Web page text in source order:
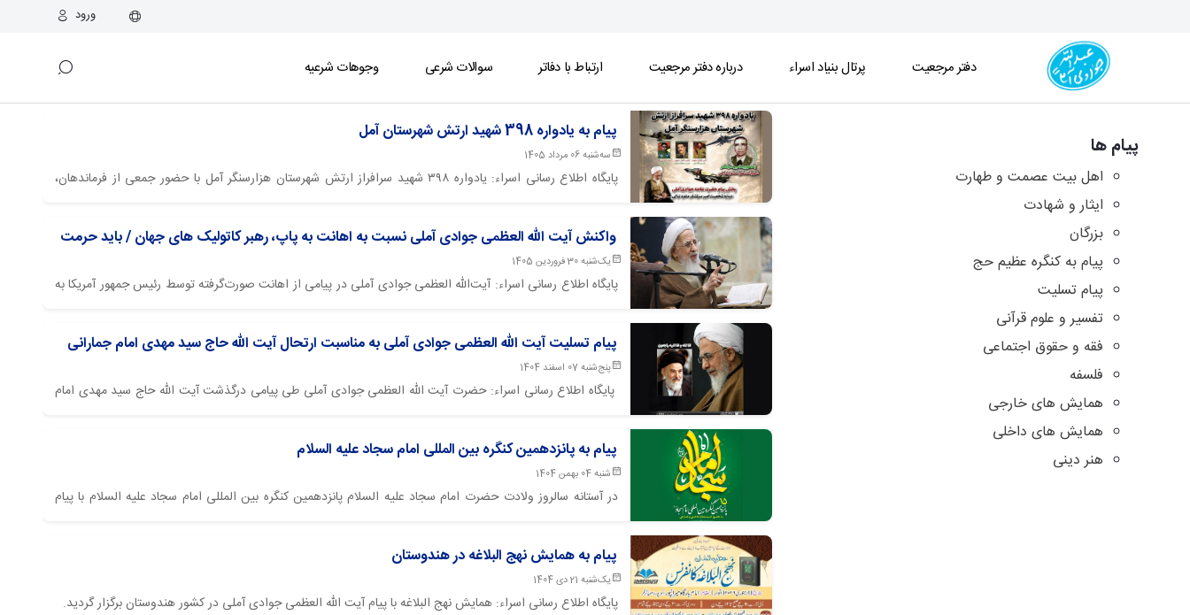
ورود
دفتر مرجعیت پرتال بنیاد اسراء درباره دفتر مرجعیت ارتباط با دفاتر سوالات شرعی وجوهات شرعیه
پیام ها
اهل بیت عصمت و طهارت
ایثار و شهادت
بزرگان
پیام به کنگره عظیم حج
پیام تسلیت
تفسیر و علوم قرآنی
فقه و حقوق اجتماعی
فلسفه
همایش های خارجی
همایش های داخلی
هنر دینی
پیام به یادواره 398 شهید ارتش شهرستان آمل
سه‌شنبه 06 مرداد 1405
پایگاه اطلاع رسانی اسراء: یادواره ۳۹۸ شهید سرافراز ارتش شهرستان هزارسنگر آمل با حضور جمعی از فرماندهان،
واکنش آیت الله العظمی جوادی آملی نسبت به اهانت به پاپ، رهبر کاتولیک های جهان / باید حرمت
رهبران دینی جهان حفظ شود!
یک‌شنبه 30 فروردین 1405
​​​پایگاه اطلاع رسانی اسراء: آیت‌الله العظمی جوادی آملی در پیامی از اهانت صورت‌گرفته توسط رئیس جمهور آمریکا به
شخصیت‌های مذهبی جهان، نسبت به این رفتار تأکید کردند و بیان داشتند: اهانتی که به مقام شامخ...
پیام تسلیت آیت الله العظمی جوادی آملی به مناسبت ارتحال آيت الله حاج سید مهدی امام جمارانی
پنج‌شنبه 07 اسفند 1404
پایگاه اطلاع رسانی اسراء: حضرت آیت الله العظمی جوادی آملی طی پیامی درگذشت آيت الله حاج سید مهدی امام
پیام به پانزدهمین کنگره بین المللی امام سجاد علیه السلام
شنبه 04 بهمن 1404
در آستانه سالروز ولادت حضرت امام سجاد علیه السلام پانزدهمین کنگره بین المللی امام سجاد علیه السلام با پیام
پیام به همایش نهج البلاغه در هندوستان
یک‌شنبه 21 دی 1404
پایگاه اطلاع رسانی اسراء: همایش نهج البلاغه با پیام آیت الله العظمی جوادی آملی در کشور هندوستان برگزار گردید.